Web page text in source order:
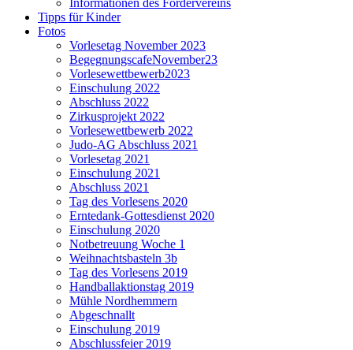
Informationen des Fördervereins
Tipps für Kinder
Fotos
Vorlesetag November 2023
BegegnungscafeNovember23
Vorlesewettbewerb2023
Einschulung 2022
Abschluss 2022
Zirkusprojekt 2022
Vorlesewettbewerb 2022
Judo-AG Abschluss 2021
Vorlesetag 2021
Einschulung 2021
Abschluss 2021
Tag des Vorlesens 2020
Erntedank-Gottesdienst 2020
Einschulung 2020
Notbetreuung Woche 1
Weihnachtsbasteln 3b
Tag des Vorlesens 2019
Handballaktionstag 2019
Mühle Nordhemmern
Abgeschnallt
Einschulung 2019
Abschlussfeier 2019